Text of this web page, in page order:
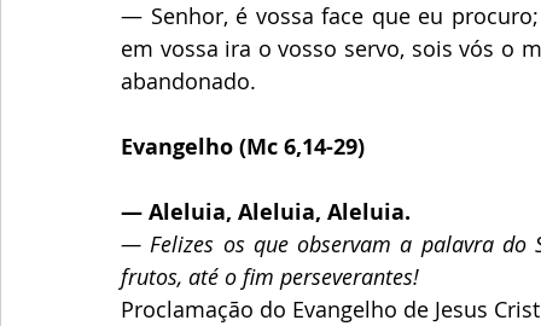
— Senhor, é vossa face que eu
em vossa ira o vosso servo, sois vós o
abandonado.
Evangelho (Mc 6,14-29)
— Aleluia, Aleluia, Aleluia.
— Felizes os que observam a palavra do
frutos, até o fim perseverantes!
Proclamação do Evangelho de Jesus